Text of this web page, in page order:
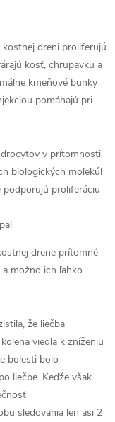
dreni proliferujú
kosť, chrupavku a
kmeňové bunky
pomáhajú pri
v prítomnosti
biologických molekúl
proliferáciu
drene prítomné
možno ich ľahko
že liečba
viedla k zníženiu
bolesti bolo
liečbe. Keďže však
sledovania len asi 2